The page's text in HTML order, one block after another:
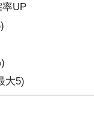
UP
大5)